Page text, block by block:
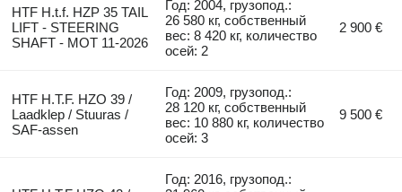
HTF H.t.f. HZP 35 TAIL
LIFT - STEERING
SHAFT - MOT 11-2026
Год: 2004, грузопод.:
26 580 кг, собственный
вес: 8 420 кг, количество
осей: 2
2 900 €
HTF H.T.F. HZO 39 /
Laadklep / Stuuras /
SAF-assen
Год: 2009, грузопод.:
28 120 кг, собственный
вес: 10 880 кг, количество
осей: 3
9 500 €
Год: 2016, грузопод.: